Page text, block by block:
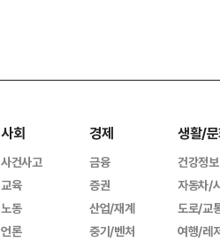
사회
사건사고
교육
노동
언론
경제
금융
증권
산업/재계
중기/벤처
생활/
건강정보
자동차/
도로/교
여행/레